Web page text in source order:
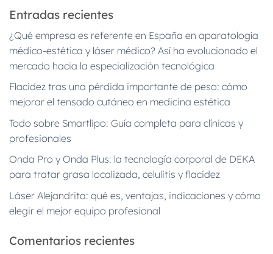
Entradas recientes
¿Qué empresa es referente en España en aparatología
médico-estética y láser médico? Así ha evolucionado el
mercado hacia la especialización tecnológica
Flacidez tras una pérdida importante de peso: cómo
mejorar el tensado cutáneo en medicina estética
Todo sobre Smartlipo: Guía completa para clínicas y
profesionales
Onda Pro y Onda Plus: la tecnología corporal de DEKA
para tratar grasa localizada, celulitis y flacidez
Láser Alejandrita: qué es, ventajas, indicaciones y cómo
elegir el mejor equipo profesional
Comentarios recientes